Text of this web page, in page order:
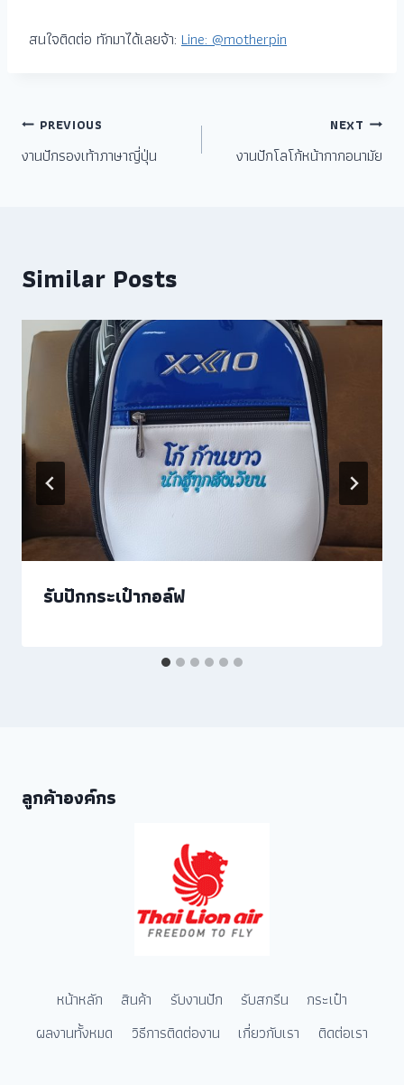
สนใจติดต่อ ทักมาได้เลยจ้า: Line: @motherpin
PREVIOUS
งานปักรองเท้าภาษาญี่ปุ่น
NEXT
งานปักโลโก้หน้ากากอนามัย
Similar Posts
รับปักกระเป๋ากอล์ฟ
ลูกค้าองค์กร
หน้าหลัก สินค้า รับงานปัก รับสกรีน
กระเป๋า
ผลงานทั้งหมด
วิธีการติดต่องาน เกี่ยวกับเรา ติดต่อเรา